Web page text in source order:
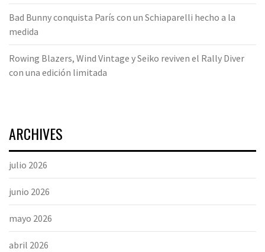
Bad Bunny conquista París con un Schiaparelli hecho a la
medida
Rowing Blazers, Wind Vintage y Seiko reviven el Rally Diver
con una edición limitada
ARCHIVES
julio 2026
junio 2026
mayo 2026
abril 2026